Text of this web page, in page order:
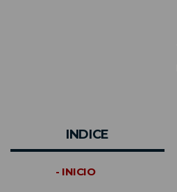
INDICE
- INICIO